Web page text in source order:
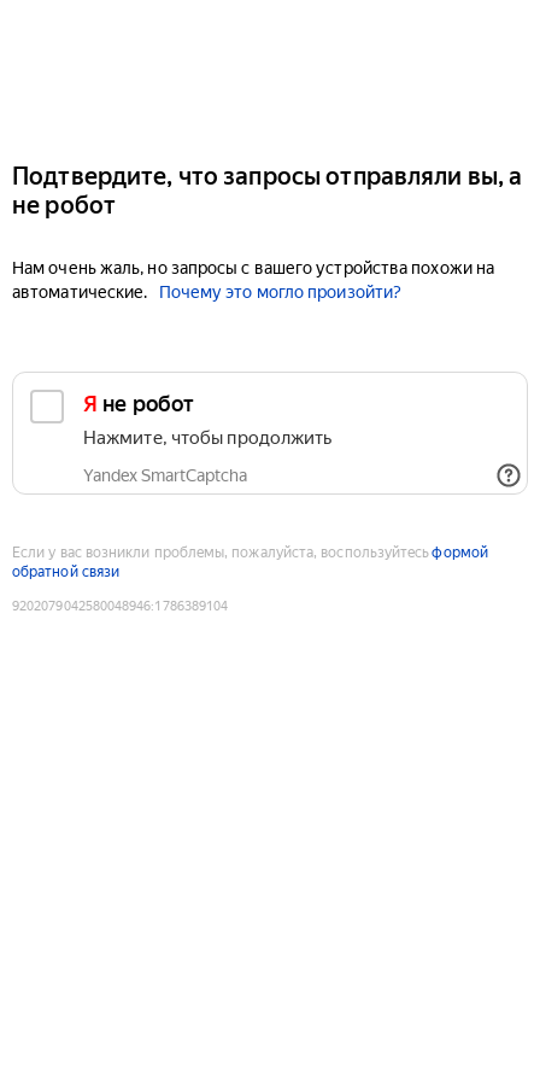
Подтвердите, что запросы отправляли вы, а
не робот
Нам очень жаль, но запросы с вашего устройства похожи на
автоматические.
Почему это могло произойти?
Я не робот
Нажмите, чтобы продолжить
Yandex SmartCaptcha
Если у вас возникли проблемы, пожалуйста, воспользуйтесьформой
обратной связи
9202079042580048946:1786389104